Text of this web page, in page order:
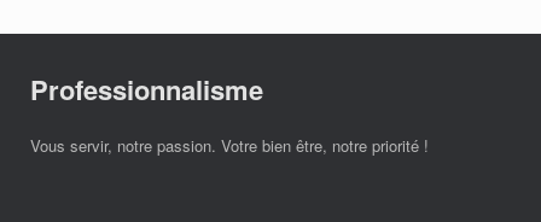
Professionnalisme
Vous servir, notre passion. Votre bien être, notre priorité !